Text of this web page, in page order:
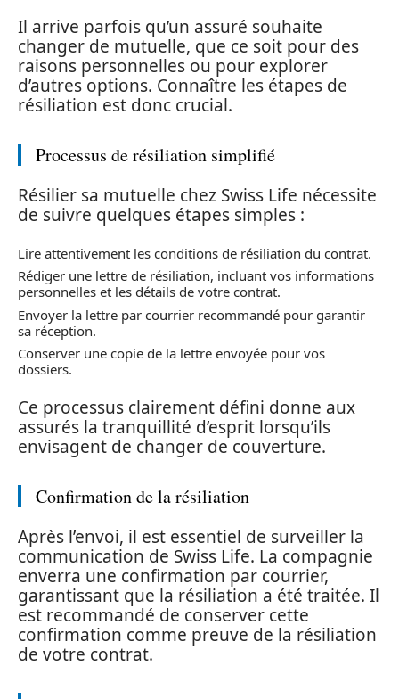
Il arrive parfois qu’un assuré souhaite
changer de mutuelle, que ce soit pour des
raisons personnelles ou pour explorer
d’autres options. Connaître les étapes de
résiliation est donc crucial.
Processus de résiliation simplifié
Résilier sa mutuelle chez Swiss Life nécessite
de suivre quelques étapes simples :
Lire attentivement les conditions de résiliation du contrat.
Rédiger une lettre de résiliation, incluant vos informations
personnelles et les détails de votre contrat.
Envoyer la lettre par courrier recommandé pour garantir
sa réception.
Conserver une copie de la lettre envoyée pour vos
dossiers.
Ce processus clairement défini donne aux
assurés la tranquillité d’esprit lorsqu’ils
envisagent de changer de couverture.
Confirmation de la résiliation
Après l’envoi, il est essentiel de surveiller la
communication de Swiss Life. La compagnie
enverra une confirmation par courrier,
garantissant que la résiliation a été traitée. Il
est recommandé de conserver cette
confirmation comme preuve de la résiliation
de votre contrat.